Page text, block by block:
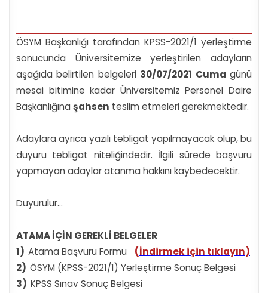
ÖSYM Başkanlığı tarafından KPSS-2021/1 yerleştirme
sonucunda Üniversitemize yerleştirilen adayların
aşağıda belirtilen belgeleri 30/07/2021 Cuma günü
mesai bitimine kadar Üniversitemiz Personel Daire
Başkanlığına şahsen teslim etmeleri gerekmektedir.
Adaylara ayrıca yazılı tebligat yapılmayacak olup, bu
duyuru tebligat niteliğindedir. İlgili sürede başvuru
yapmayan adaylar atanma hakkını kaybedecektir.
Duyurulur...
ATAMA İÇİN GEREKLİ BELGELER
1) Atama Başvuru Formu
(İndirmek için tıklayın)
2) ÖSYM (KPSS-2021/1) Yerleştirme Sonuç Belgesi
3) KPSS Sınav Sonuç Belgesi